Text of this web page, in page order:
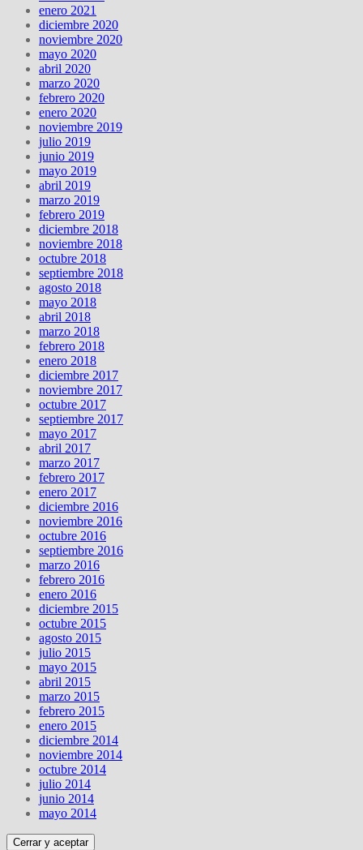
enero 2021
diciembre 2020
noviembre 2020
mayo 2020
abril 2020
marzo 2020
febrero 2020
enero 2020
noviembre 2019
julio 2019
junio 2019
mayo 2019
abril 2019
marzo 2019
febrero 2019
diciembre 2018
noviembre 2018
octubre 2018
septiembre 2018
agosto 2018
mayo 2018
abril 2018
marzo 2018
febrero 2018
enero 2018
diciembre 2017
noviembre 2017
octubre 2017
septiembre 2017
mayo 2017
abril 2017
marzo 2017
febrero 2017
enero 2017
diciembre 2016
noviembre 2016
octubre 2016
septiembre 2016
marzo 2016
febrero 2016
enero 2016
diciembre 2015
octubre 2015
agosto 2015
julio 2015
mayo 2015
abril 2015
marzo 2015
febrero 2015
enero 2015
diciembre 2014
noviembre 2014
octubre 2014
julio 2014
junio 2014
mayo 2014